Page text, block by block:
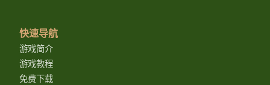
快速导航
游戏简介
游戏教程
免费下载